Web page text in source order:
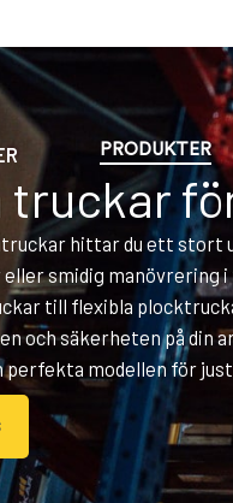
PRODUKTER
truckar
hittar du ett stort
smidig manövrering
till flexibla
och säkerheten på din
modellen för